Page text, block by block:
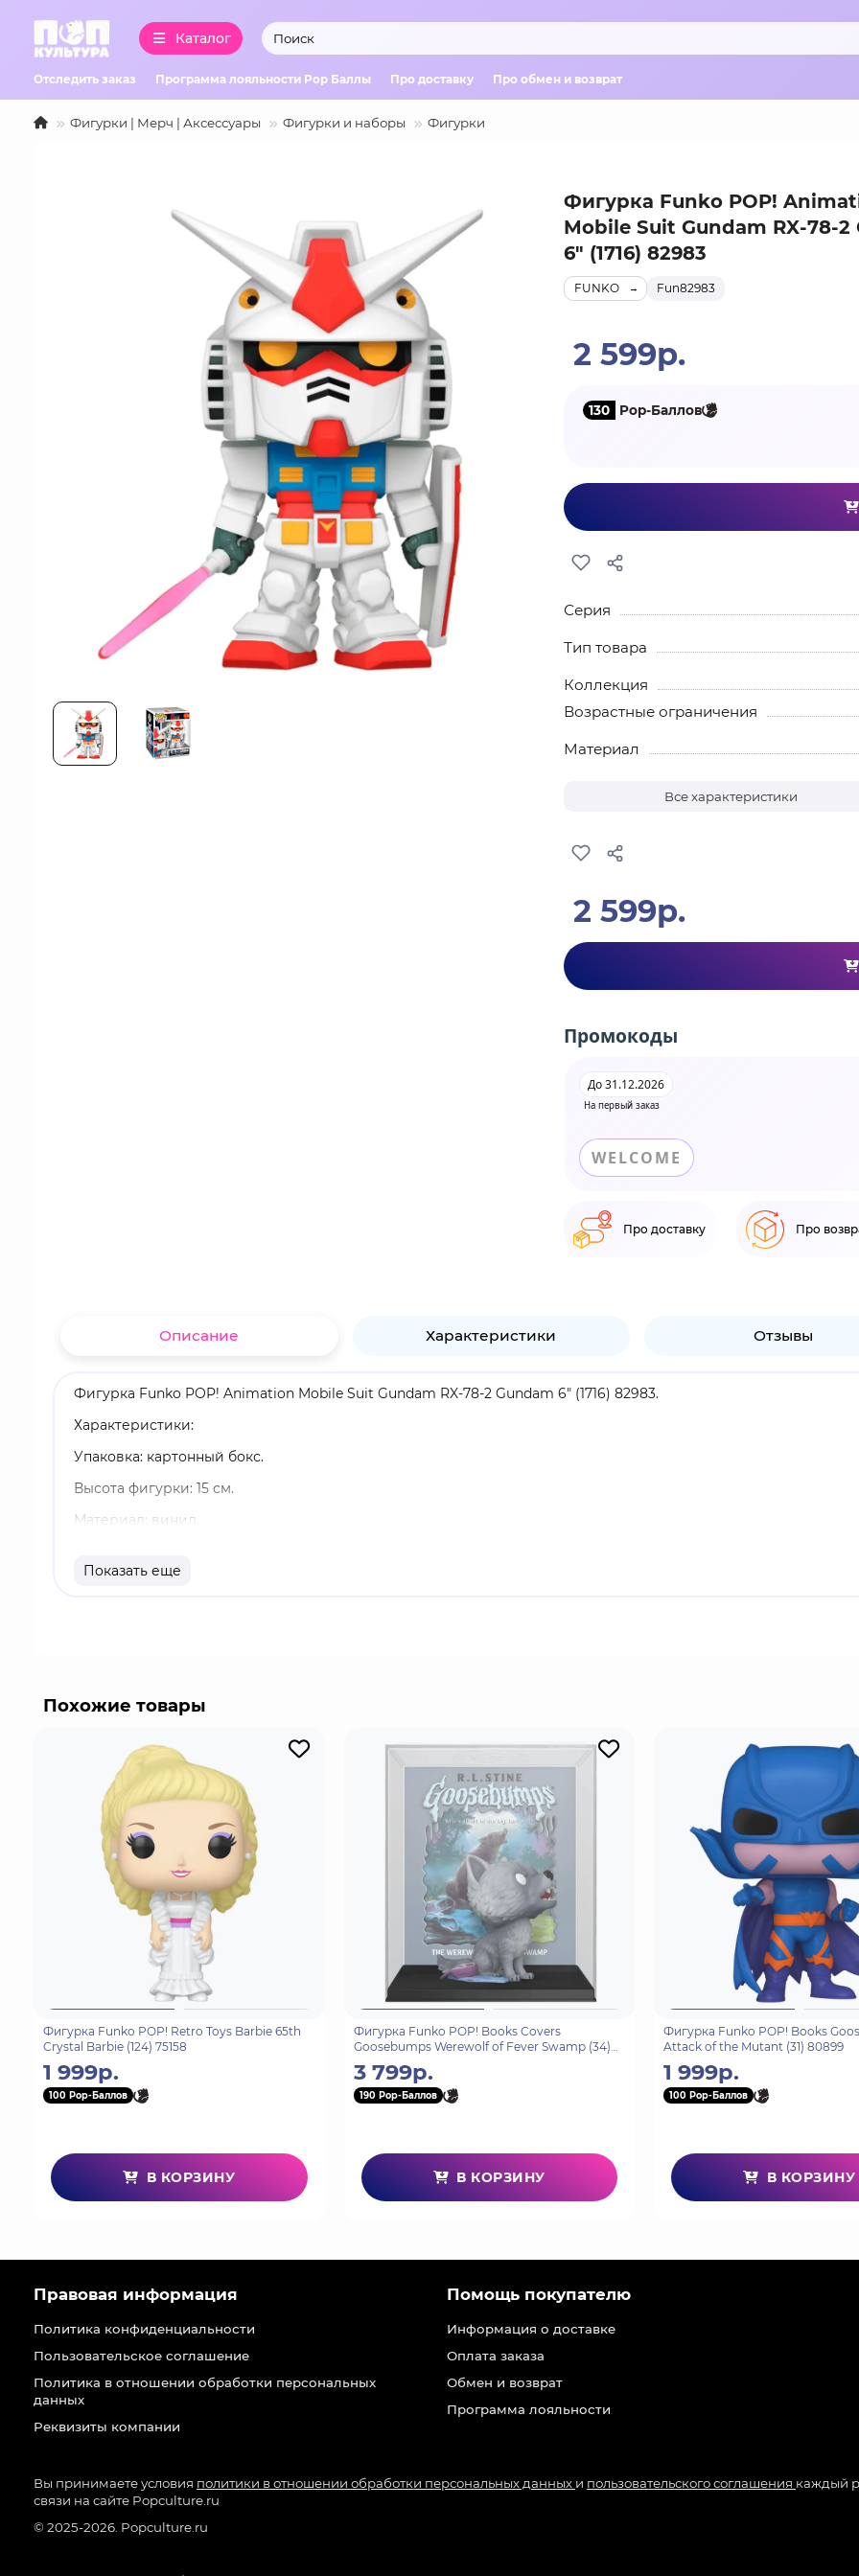
Каталог
Отследить заказ Программа лояльности Pop Баллы Про доставку Про обмен и возврат
Фигурки | Мерч | Аксессуары Фигурки и наборы Фигурки
Фигурка Funko POP!
Mobile Suit Gundam RX-78-2
6" (1716) 82983
Fun82983
FUNKO
2 599р.
130 Pop-Баллов
Серия
Тип товара
Коллекция
Возрастные ограничения
Материал
Все характеристики
2 599р.
Промокоды
На первый заказ
До 31.12.2026
WELCOME
Про доставку Про
Описание Характеристики Отзывы
Фигурка Funko POP! Animation Mobile Suit Gundam RX-78-2 Gundam 6" (1716) 82983.
Характеристики:
Упаковка: картонный бокс.
Высота фигурки: 15 см.
Материал: винил.
Разработчик/Издатель: Funko.
Показать еще
Похожие товары
Фигурка Funko POP! Retro Toys Barbie 65th
Crystal Barbie (124) 75158
1 999р.
100 Pop-Баллов
В КОРЗИНУ
Фигурка Funko POP! Books Covers
Goosebumps Werewolf of Fever Swamp (34)
3 799р.
190 Pop-Баллов
В КОРЗИНУ
Фигурка Funko POP! Books
Attack of the Mutant (31) 80899
1 999р.
100 Pop-Баллов
В КОРЗИНУ
Правовая информация
Политика конфиденциальности
Пользовательское соглашение
Политика в отношении обработки персональных
данных
Реквизиты компании
Помощь покупателю
Информация о доставке
Оплата заказа
Обмен и возврат
Программа лояльности
Вы принимаете условия политики в отношении обработки персональных данных и пользовательского соглашения каждый
связи на сайте Popculture.ru
© 2025-2026. Popculture.ru